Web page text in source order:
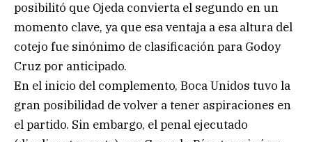
posibilitó que Ojeda convierta el segundo en un
momento clave, ya que esa ventaja a esa altura del
cotejo fue sinónimo de clasificación para Godoy
Cruz por anticipado.
En el inicio del complemento, Boca Unidos tuvo la
gran posibilidad de volver a tener aspiraciones en
el partido. Sin embargo, el penal ejecutado